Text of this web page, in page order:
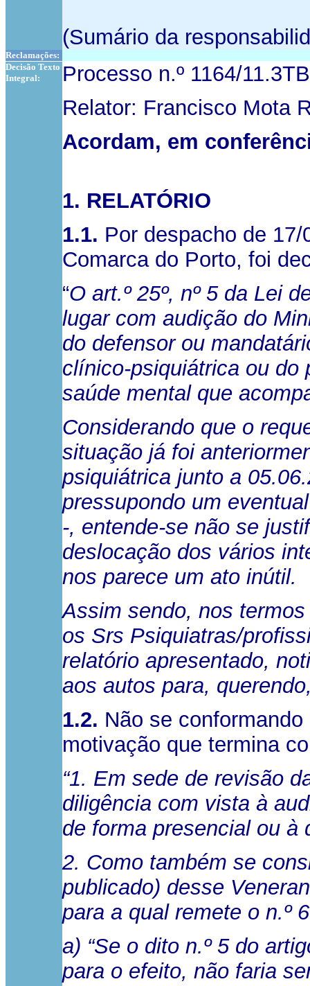
(Sumário da
Reclamações:
Decisão Texto
Integral:
Processo n.º 1164/
Relator: Francisco Mota
Acordam, em
1. RELATÓRIO
1.1. Por despacho de
Comarca do Porto, foi
“O art.º 25º, nº 5 da Lei
lugar com audição do
do defensor ou
clínico-psiquiátrica ou do
saúde mental que
Considerando que o
situação já foi
psiquiátrica junto a
pressupondo um
-, entende-se não se
deslocação dos vários
nos parece um ato inútil.
Assim sendo, nos
os Srs Psiquiatras/
relatório apresentado,
aos autos para,
1.2. Não se
motivação que termina
“1. Em sede de revisão
diligência com vista à
de forma presencial ou à
2. Como também se
publicado) desse
para a qual remete o n.º
a) “Se o dito n.º 5 do
para o efeito, não faria